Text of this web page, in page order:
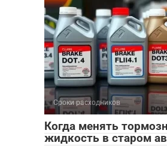
Сроки расходников
Когда менять
жидкость в старом